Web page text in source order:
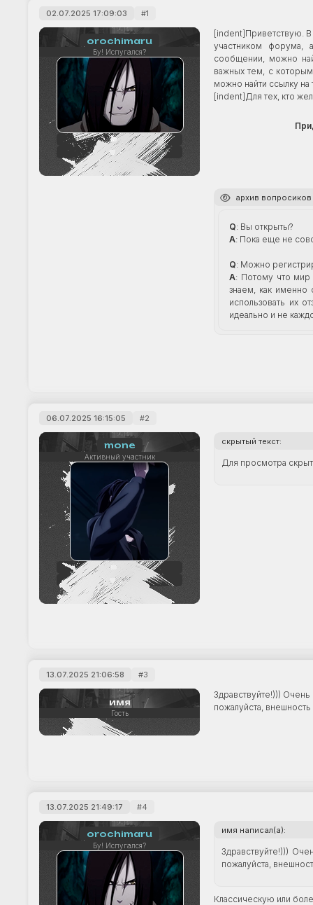
1
02.07.2025 17:09:03
orochimaru
Бу! Испугался?
56
+10
[indent]Приветствую. В
участником
сообщении, можно
важных тем, с
можно найти ссылку на
[indent]Для тех, кто
архив вопросиков
Q: Вы открыты?
A: Пока еще не
Q: Можно
A: Потому что
знаем, как именно
использовать их
идеально и не
2
06.07.2025 16:15:05
mone
Активный участник
66
+12
скрытый текст:
Для просмотра
3
13.07.2025 21:06:58
имя
Гость
Здравствуйте!)))
пожалуйста,
4
13.07.2025 21:49:17
orochimaru
Бу! Испугался?
имя написал(а):
Здравствуйте!)))
пожалуйста,
Классическую или